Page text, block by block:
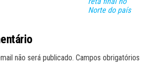
Norte do país
não será publicado. Campos obrigatórios